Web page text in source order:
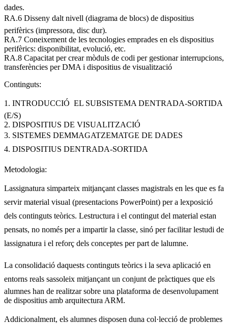
dades.
RA.6 Disseny dalt nivell (diagrama de blocs) de dispositius
perifèrics (impressora, disc dur).
RA.7 Coneixement de les tecnologies emprades en els dispositius
perifèrics: disponibilitat, evolució, etc.
RA.8 Capacitat per crear mòduls de codi per gestionar interrupcions,
transferències per DMA i dispositius de visualització
Continguts:
1. INTRODUCCIÓ  EL SUBSISTEMA DENTRADA-SORTIDA
(E/S)
2. DISPOSITIUS DE VISUALITZACIÓ
3. SISTEMES DEMMAGATZEMATGE DE DADES
4. DISPOSITIUS DENTRADA-SORTIDA
Metodologia:
Lassignatura simparteix mitjançant classes magistrals en les que es fa
servir material visual (presentacions PowerPoint) per a lexposició
dels continguts teòrics. Lestructura i el contingut del material estan
pensats, no només per a impartir la classe, sinó per facilitar lestudi de
lassignatura i el reforç dels conceptes per part de lalumne.
La consolidació daquests continguts teòrics i la seva aplicació en
entorns reals sassoleix mitjançant un conjunt de pràctiques que els
alumnes han de realitzar sobre una plataforma de desenvolupament
de dispositius amb arquitectura ARM.
Addicionalment, els alumnes disposen duna col·lecció de problemes